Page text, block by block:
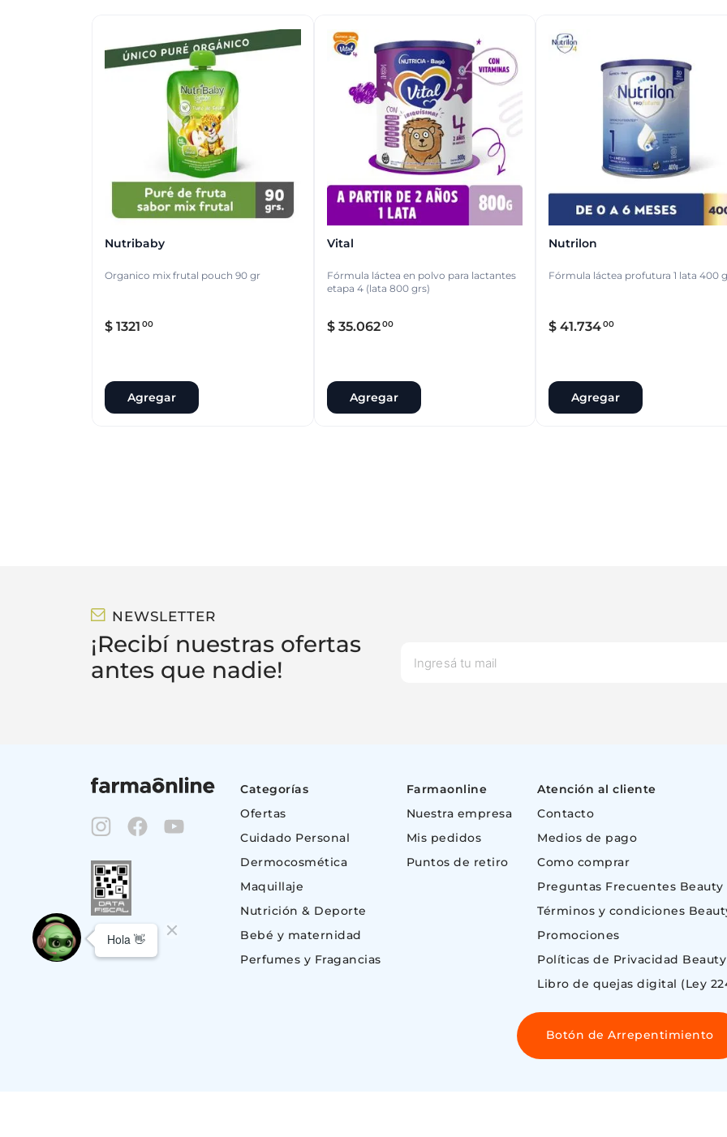
Nutribaby
Organico mix frutal pouch 90 gr
$ 1321 00
Agregar
Vital
Fórmula láctea en polvo para lactantes
etapa 4 (lata 800 grs)
$ 35.06200
Agregar
Nutrilon
Fórmula láctea profutura 1 lata 400
$ 41.73400
Agregar
NEWSLETTER
¡Recibí nuestras ofertas
antes que nadie!
Categorías
Ofertas
Cuidado Personal
Dermocosmética
Maquillaje
Nutrición & Deporte
Bebé y maternidad
Perfumes y Fragancias
Farmaonline
Nuestra empresa
Mis pedidos
Puntos de retiro
Atención al cliente
Contacto
Medios de pago
Como comprar
Preguntas Frecuentes Beauty
Términos y condiciones
Promociones
Políticas de Privacidad Beauty
Libro de quejas digital (Ley
Botón de Arrepentimiento